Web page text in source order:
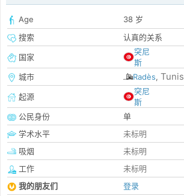
Age
38 岁
搜索
认真的关系
国家
突尼
斯
城市
Radès, Tunis
起源
突尼
斯
公民身份
单
学术水平
未标明
吸烟
未标明
工作
未标明
我的朋友们
登录